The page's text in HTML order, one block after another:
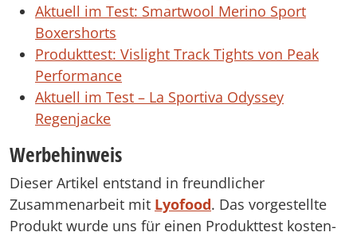
Aktuell im Test: Smartwool Merino Sport
Boxershorts
Produkttest: Vislight Track Tights von Peak
Performance
Aktuell im Test – La Sportiva Odyssey
Regenjacke
Werbehinweis
Dieser Artikel entstand in freundlicher
Zusammenarbeit mit Lyofood. Das vorgestellte
Produkt wurde uns für einen Produkttest kosten-